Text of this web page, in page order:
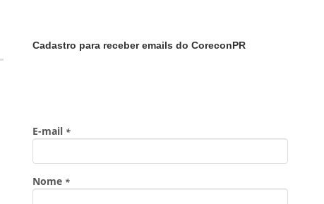
Cadastro para receber emails do CoreconPR